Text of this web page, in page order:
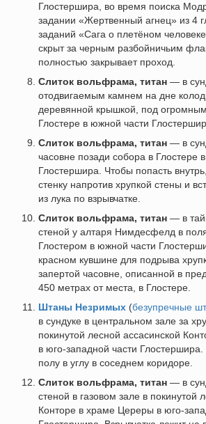
Глостершира, во время поиска
задании «Жертвенный агнец» из 4
заданий «Сага о плетёном
скрыт за черным разбойничьим
полностью закрывает проход.
Слиток вольфрама, титан — в
отодвигаемым камнем на дне
деревянной крышкой, под
Глостере в южной части
Слиток вольфрама, титан — в
часовне позади собора в Глостере
Глостершира. Чтобы попасть
стенку напротив хрупкой стены и
из лука по взрывчатке.
Слиток вольфрама, титан — в
стеной у алтаря Нимдесфелд в
Глостером в южной части
красном кувшине для подрыва
запертой часовне, описанной в
450 метрах от места, в Глостере.
Штаны Незримых (безупречные
в сундуке в центральном зале за
покинутой лесной ассасинской
в юго-западной части
полу в углу в соседнем коридоре.
Слиток вольфрама, титан — в
стеной в газовом зале в покинутой
Конторе в храме Цереры в юго-